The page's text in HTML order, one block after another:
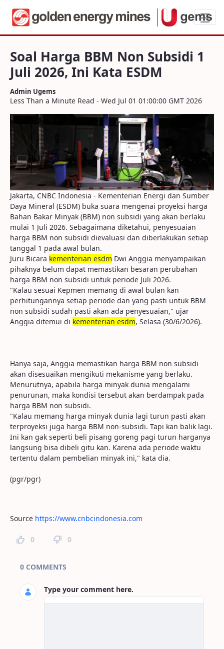
Soal Harga BBM Non Subsidi 1 Juli 2026,
Soal Harga BBM Non Subsidi 1
Juli 2026, Ini Kata ESDM
Admin Ugems
Less Than a Minute Read - Wed Jul 01 01:00:00 GMT 2026
Jakarta, CNBC Indonesia - Kementerian Energi dan Sumber
Daya Mineral (ESDM) buka suara mengenai proyeksi harga
Bahan Bakar Minyak (BBM) non subsidi yang akan berlaku
mulai 1 Juli 2026. Sebagaimana diketahui, penyesuaian
harga BBM non subsidi dievaluasi dan diberlakukan setiap
tanggal 1 pada awal bulan.
Juru Bicara kementerian esdm Dwi Anggia menyampaikan
pihaknya belum dapat memastikan besaran perubahan
harga BBM non subsidi untuk periode Juli 2026.
"Kalau sesuai Kepmen memang di awal bulan kan
perhitungannya setiap periode dan yang pasti untuk BBM
non subsidi sudah pasti akan ada penyesuaian," ujar
Anggia ditemui di kementerian esdm, Selasa (30/6/2026).
Hanya saja, Anggia memastikan harga BBM non subsidi
akan disesuaikan mengikuti mekanisme yang berlaku.
Menurutnya, apabila harga minyak dunia mengalami
penurunan, maka kondisi tersebut akan berdampak pada
harga BBM non subsidi.
"Kalau memang harga minyak dunia lagi turun pasti akan
terproyeksi juga harga BBM non-subsidi. Tapi kan balik lagi.
Ini kan gak seperti beli pisang goreng pagi turun harganya
langsung bisa dibeli gitu kan. Karena ada periode waktu
tertentu dalam pembelian minyak ini," kata dia.
(pgr/pgr)
Source https://www.cnbcindonesia.com
0 0
Page Comments
0 COMMENTS
Type your comment here.